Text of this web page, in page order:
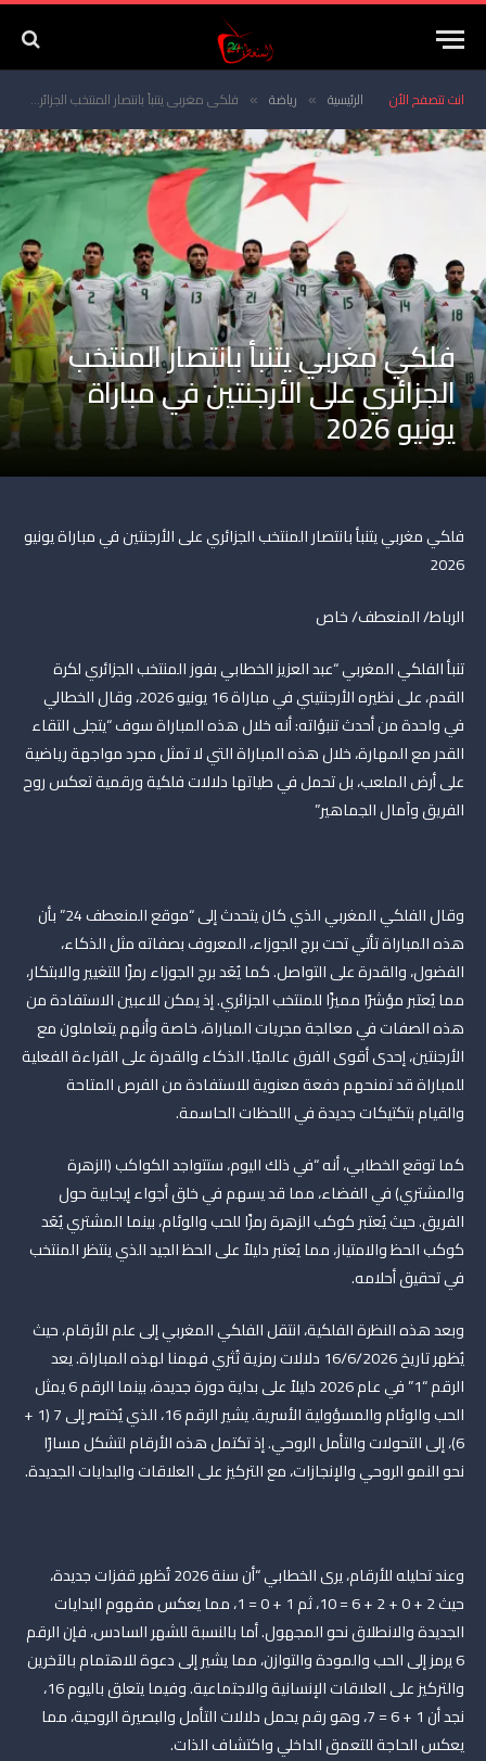
انت تتصفح الأن الرئيسية » رياضة » فلكي مغربي يتنبأ بانتصار المنتخب الجزائري على الأرجنتين في مباراة يونيو 2026
فلكي مغربي يتنبأ بانتصار المنتخب
الجزائري على الأرجنتين في مباراة
يونيو 2026
فلكي مغربي يتنبأ بانتصار المنتخب الجزائري على الأرجنتين في مباراة يونيو
2026
الرباط/ المنعطف/ خاص
تنبأ الفلكي المغربي “عبد العزيز الخطابي بفوز المنتخب الجزائري لكرة
القدم، على نظيره الأرجنتيني في مباراة 16 يونيو 2026، وقال الخطالي
في واحدة من أحدث تنبؤاته: أنه خلال هذه المباراة سوف “يتجلى التقاء
القدر مع المهارة، خلال هذه المباراة التي لا تمثل مجرد مواجهة رياضية
على أرض الملعب، بل تحمل في طياتها دلالات فلكية ورقمية تعكس روح
الفريق وآمال الجماهير”
وقال الفلكي المغربي الذي كان يتحدث إلى “موقع المنعطف 24” بأن
هذه المباراة تأتي تحت برج الجوزاء، المعروف بصفاته مثل الذكاء،
الفضول، والقدرة على التواصل. كما يُعَد برج الجوزاء رمزًا للتغيير والابتكار،
مما يُعتبر مؤشرًا مميزًا للمنتخب الجزائري. إذ يمكن للاعبين الاستفادة من
هذه الصفات في معالجة مجريات المباراة، خاصة وأنهم يتعاملون مع
الأرجنتين، إحدى أقوى الفرق عالميًا. الذكاء والقدرة على القراءة الفعلية
للمباراة قد تمنحهم دفعة معنوية للاستفادة من الفرص المتاحة
والقيام بتكتيكات جديدة في اللحظات الحاسمة.
كما توقع الخطابي، أنه “في ذلك اليوم، ستتواجد الكواكب (الزهرة
والمشتري) في الفضاء، مما قد يسهم في خلق أجواء إيجابية حول
الفريق. حيث يُعتبر كوكب الزهرة رمزًا للحب والوئام، بينما المشتري يُعَد
كوكب الحظ والامتياز، مما يُعتبر دليلاً على الحظ الجيد الذي ينتظر المنتخب
في تحقيق أحلامه.
وبعد هذه النظرة الفلكية، انتقل الفلكي المغربي إلى علم الأرقام، حيث
يُظهر تاريخ 16/6/2026 دلالات رمزية تُثري فهمنا لهذه المباراة. يعد
الرقم “1” في عام 2026 دليلاً على بداية دورة جديدة، بينما الرقم 6 يمثل
الحب والوئام والمسؤولية الأسرية. يشير الرقم 16، الذي يُختصر إلى 7 (1 +
6)، إلى التحولات والتأمل الروحي. إذ تكتمل هذه الأرقام لتشكل مسارًا
نحو النمو الروحي والإنجازات، مع التركيز على العلاقات والبدايات الجديدة.
وعند تحليله للأرقام، يرى الخطابي “أن سنة 2026 تُظهر قفزات جديدة،
حيث 2 + 0 + 2 + 6 = 10، ثم 1 + 0 = 1، مما يعكس مفهوم البدايات
الجديدة والانطلاق نحو المجهول. أما بالنسبة للشهر السادس، فإن الرقم
6 يرمز إلى الحب والمودة والتوازن، مما يشير إلى دعوة للاهتمام بالآخرين
والتركيز على العلاقات الإنسانية والاجتماعية. وفيما يتعلق باليوم 16،
نجد أن 1 + 6 = 7، وهو رقم يحمل دلالات التأمل والبصيرة الروحية، مما
يعكس الحاجة للتعمق الداخلي واكتشاف الذات.